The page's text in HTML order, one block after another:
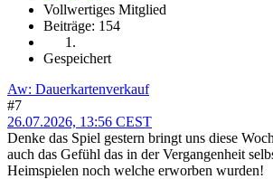
Vollwertiges Mitglied
Beiträge: 154
Gespeichert
Aw: Dauerkartenverkauf
#7
26.07.2026, 13:56 CEST
Denke das Spiel gestern bringt uns diese
auch das Gefühl das in der Vergangenheit
Heimspielen noch welche erworben wurden!